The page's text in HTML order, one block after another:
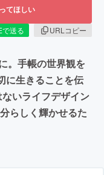
てほしい
で送る
URLコピー
。手帳の世界観を
に生きることを伝
いライフデザイン
らしく輝かせるた